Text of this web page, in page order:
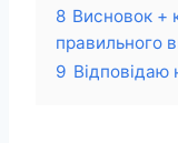
8 Висновок +
правильного
9 Відповідаю